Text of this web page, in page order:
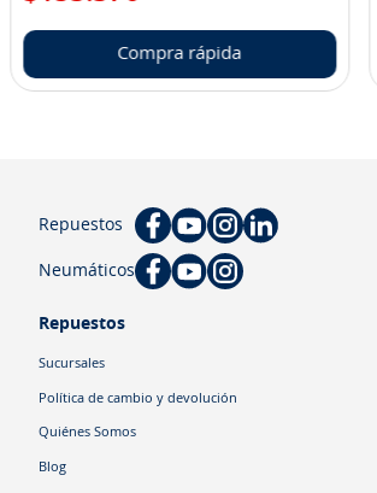
Compra rápida
Repuestos
Neumáticos
Repuestos
Sucursales
Política de cambio y devolución
Quiénes Somos
Blog